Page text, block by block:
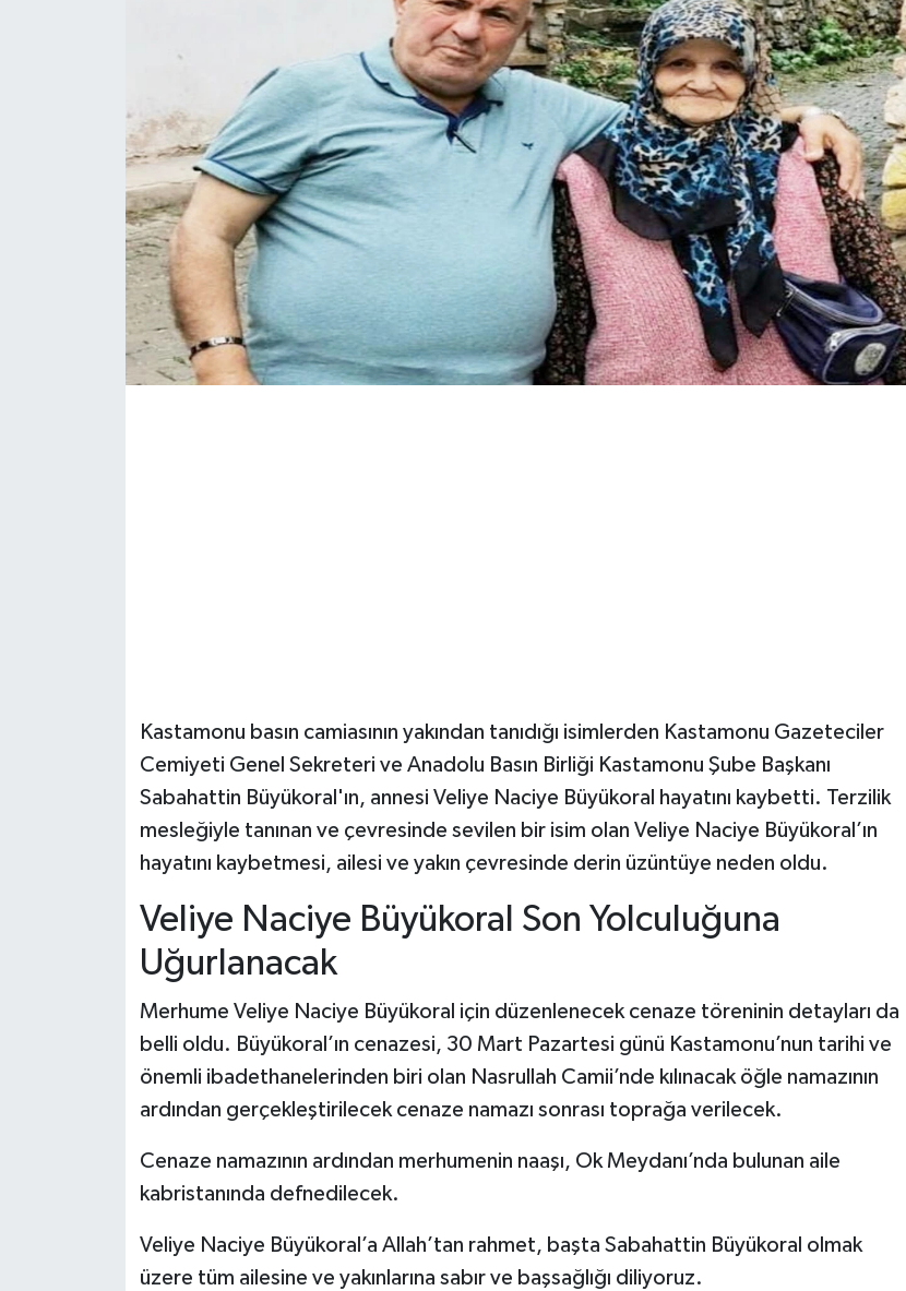
Kastamonu basın camiasının yakından tanıdığı isimlerden Kastamonu Gazeteciler
Cemiyeti Genel Sekreteri ve Anadolu Basın Birliği Kastamonu Şube Başkanı
Sabahattin Büyükoral'ın, annesi Veliye Naciye Büyükoral hayatını kaybetti. Terzilik
mesleğiyle tanınan ve çevresinde sevilen bir isim olan Veliye Naciye Büyükoral’ın
hayatını kaybetmesi, ailesi ve yakın çevresinde derin üzüntüye neden oldu.
Veliye Naciye Büyükoral Son Yolculuğuna
Uğurlanacak
Merhume Veliye Naciye Büyükoral için düzenlenecek cenaze töreninin detayları da
belli oldu. Büyükoral’ın cenazesi, 30 Mart Pazartesi günü Kastamonu’nun tarihi ve
önemli ibadethanelerinden biri olan Nasrullah Camii’nde kılınacak öğle namazının
ardından gerçekleştirilecek cenaze namazı sonrası toprağa verilecek.
Cenaze namazının ardından merhumenin naaşı, Ok Meydanı’nda bulunan aile
kabristanında defnedilecek.
Veliye Naciye Büyükoral’a Allah’tan rahmet, başta Sabahattin Büyükoral olmak
üzere tüm ailesine ve yakınlarına sabır ve başsağlığı diliyoruz.
Doğanyurt Haberleri
Hanönü Haberleri
İhsangazi Haberleri
İnebolu Haberleri
Küre Haberleri
Karadeniz Haberleri
Ulusal Haberler
Teknoloji Haberleri
Siyaset Haberleri
Dünya Haberleri
Yerel Haberler